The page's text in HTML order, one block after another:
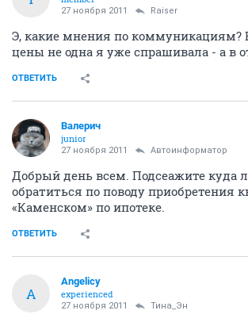
27 ноября 2011 Raiser
Э, какие мнения по коммуникациям?
цены не одна я уже спрашивала - а в
ОТВЕТИТЬ
Валерич
junior
27 ноября 2011 Автоинформатор
Добрый день всем. Подсеажите куда
обратиться по поводу приобретения
«Каменском» по ипотеке.
ОТВЕТИТЬ
A
Angelicy
experienced
27 ноября 2011 Тина_Эн